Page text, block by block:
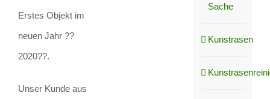
Erstes Objekt im
neuen Jahr ??
2020??.
Unser Kunde aus
Sache
Kunstrasen